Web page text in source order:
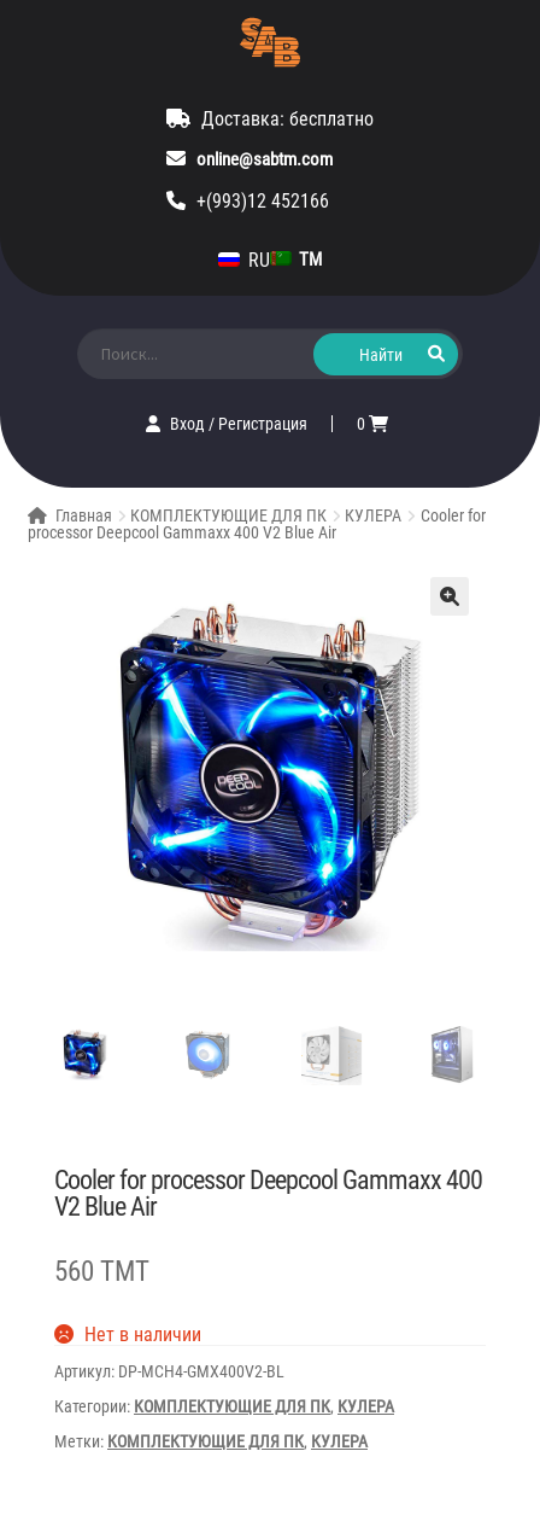
Доставка: бесплатно
online@sabtm.com
+(993)12 452166
RU TM
Вход/ Регистрация 0
Главная КОМПЛЕКТУЮЩИЕ ДЛЯ ПК КУЛЕРА
Cooler for
processor Deepcool Gammaxx 400 V2 Blue Air
Cooler for processor Deepcool Gammaxx 400
V2 Blue Air
560 TMT
Нет в наличии
Артикул: DP-MCH4-GMX400V2-BL
Категории: КОМПЛЕКТУЮЩИЕ ДЛЯ ПК, КУЛЕРА
Метки: КОМПЛЕКТУЮЩИЕ ДЛЯ ПК, КУЛЕРА